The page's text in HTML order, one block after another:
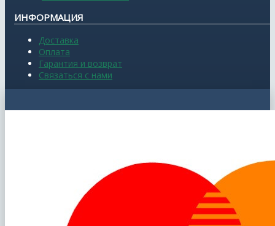
ИНФОРМАЦИЯ
Доставка
Оплата
Гарантия и возврат
Связаться с нами